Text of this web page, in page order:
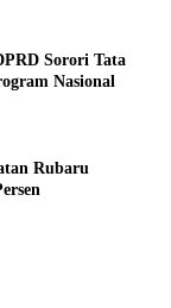
Sorori Tata
Nasional
Rubaru